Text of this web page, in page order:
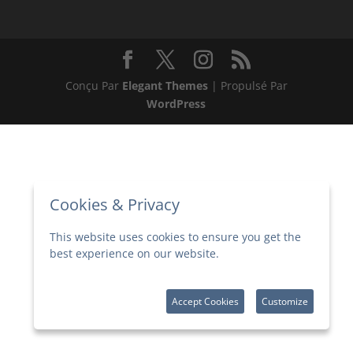
Conçu Par Elegant Themes| Propulsé Par
WordPress
Cookies & Privacy
This website uses cookies to ensure you get the
best experience on our website.
Accept Cookies Customize